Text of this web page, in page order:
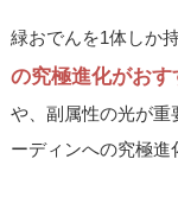
緑おでんを1体しか
の究極進化がおす
や、副属性の光が重
ーディンへの究極進